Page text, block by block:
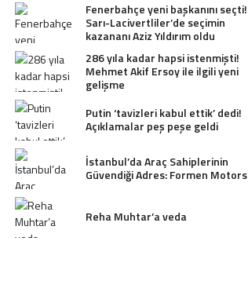
Fenerbahçe yeni başkanını seçti!
Sarı-Lacivertliler’de seçimin
kazananı Aziz Yıldırım oldu
286 yıla kadar hapsi istenmişti!
Mehmet Akif Ersoy ile ilgili yeni
gelişme
Putin ‘tavizleri kabul ettik’ dedi!
Açıklamalar peş peşe geldi
İstanbul’da Araç Sahiplerinin
Güvendiği Adres: Formen Motors
Reha Muhtar’a veda